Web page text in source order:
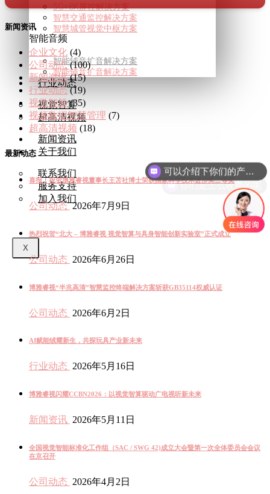
5G+8K屏控解决方案
智慧交通监控解决方案
智慧城管视觉中枢方案
智能音频
智能辅音扩音解决方案
智能辅音扩音解决方案
行业动态
视觉智算
超高清视频
新闻资讯
关于我们
联系我们
服务支持
加入我们
X
新闻资讯
企业文化 (4)
公司动态 (100)
新闻资讯 (15)
行业动态 (19)
视觉智算 (35)
视频数据智慧管理 (7)
超高清视频 (18)
最新动态
喜报！祝贺博雅睿视董事长王苫社博士荣获国家科学技术进步奖二等奖
公司动态 2026年7月9日
热烈祝贺“北大 – 博雅睿视 视觉智算与具身智能创新实验室”正式成立
公司动态 2026年6月26日
博雅睿视“半兆高清”智慧监控终端解决方案斩获GB35114权威认证
公司动态 2026年6月2日
AI赋能绒耀新生，共探玩具产业新未来
行业动态 2026年5月16日
博雅睿视闪耀CCBN2026：以视觉智算驱动广电视听新未来
新闻资讯 2026年5月11日
全国视觉智能标准化工作组（SAC / SWG 42)成立大会暨第一次全体委员会会议
在京召开
公司动态 2026年4月2日
你们是怎么收费的呢